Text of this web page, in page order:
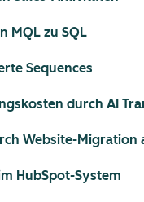
MQL zu SQL
Sequences
durch AI
Website-Migration
HubSpot-System